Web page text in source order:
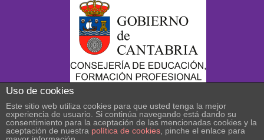
Uso de cookies
Este sitio web utiliza cookies para que usted tenga la mejor
experiencia de usuario. Si continúa navegando está dando su
consentimiento para la aceptación de las mencionadas cookies y la
aceptación de nuestra política de cookies , pinche el enlace para